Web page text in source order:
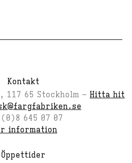
Kontakt
117 65 Stockholm – Hitta hit
(0)8 645 07 07
information
Öppettider